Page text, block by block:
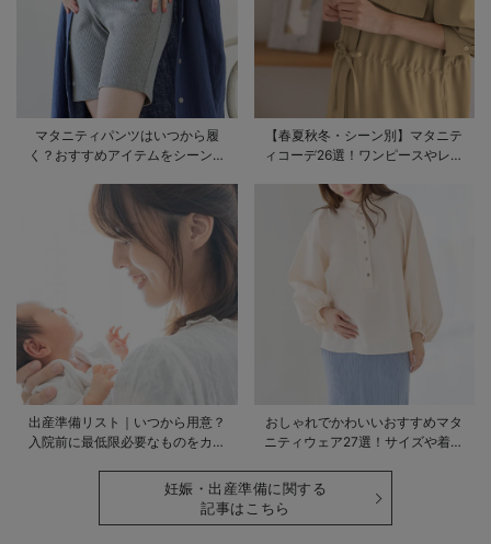
マタニティパンツはいつから履
く？おすすめアイテムをシーン別
【春夏秋冬・シーン別】マタニテ
ィコーデ26選！ワンピースやレギ
出産準備リスト｜いつから用意？
入院前に最低限必要なものをカテ
おしゃれでかわいいおすすめマタ
ニティウェア27選！サイズや着る
妊娠・出産準備に関する
記事はこちら